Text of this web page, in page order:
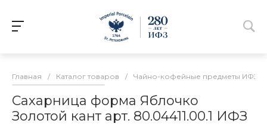
Главная / Каталог товаров / Чайно-кофейные предметы ИФЗ
Сахарница форма Яблочко
Золотой кант арт. 80.04411.00.1 ИФЗ